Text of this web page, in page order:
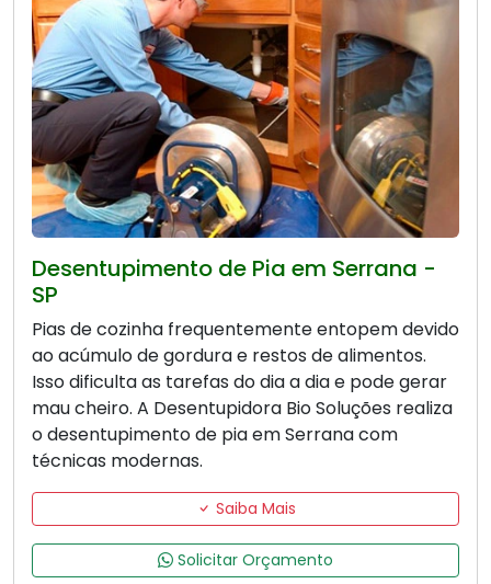
Desentupimento de Pia em Serrana -
SP
Pias de cozinha frequentemente entopem devido
ao acúmulo de gordura e restos de alimentos.
Isso dificulta as tarefas do dia a dia e pode gerar
mau cheiro. A Desentupidora Bio Soluções realiza
o desentupimento de pia em Serrana com
técnicas modernas.
Saiba Mais
Solicitar Orçamento